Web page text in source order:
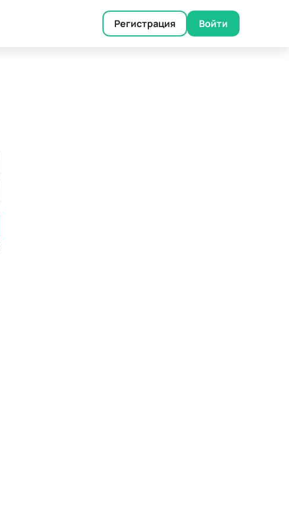
Регистрация Войти